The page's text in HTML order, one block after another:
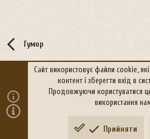
Гумор
Політика
Community platform by XenForo
xen-foro.com.ua
Сайт використовує файли cookie,
контент і зберегти вхід в
Продовжуючи користуватися
використання
Прийняти